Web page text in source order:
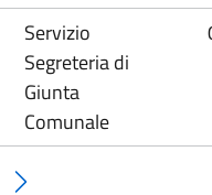
Servizio
Segreteria di
Giunta
Comunale